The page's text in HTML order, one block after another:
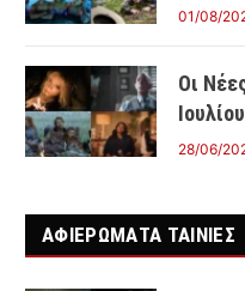
01/08/
Οι
Ιουλίου
28/06/
ΑΦΙΕΡΩΜΑΤΑ ΤΑΙΝΊΕΣ